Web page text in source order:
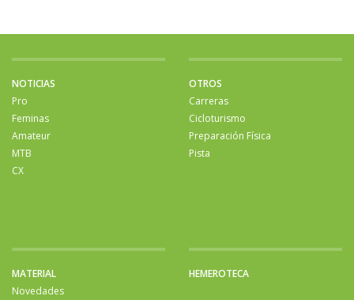
NOTICIAS
Pro
Feminas
Amateur
MTB
CX
OTROS
Carreras
Cicloturismo
Preparación Física
Pista
MATERIAL
Novedades
HEMEROTECA